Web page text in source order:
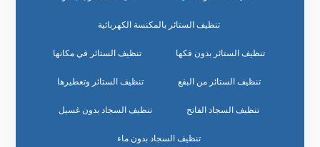
تنظيف الستائر بالمكنسة الكهربائية
تنظيف الستائر بدون فكها تنظيف الستائر في مكانها
تنظيف الستائر من البقع تنظيف الستائر وتعطيرها
تنظيف السجاد الفاتح تنظيف السجاد بدون غسيل
تنظيف السجاد بدون ماء